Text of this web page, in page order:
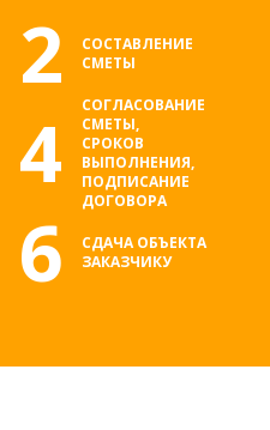
2
СОСТАВЛЕНИЕ
СМЕТЫ
4
СОГЛАСОВАНИЕ
СМЕТЫ,
СРОКОВ
ВЫПОЛНЕНИЯ,
ПОДПИСАНИЕ
ДОГОВОРА
6
СДАЧА ОБЪЕКТА
ЗАКАЗЧИКУ